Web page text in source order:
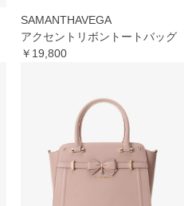
SAMANTHAVEGA
アクセントリボントートバッグ
￥19,800